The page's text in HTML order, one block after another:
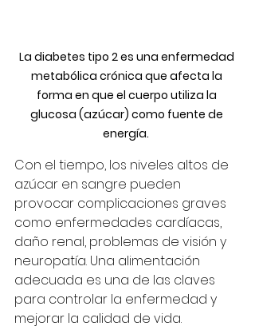
La diabetes tipo 2 es una enfermedad
metabólica crónica que afecta la
forma en que el cuerpo utiliza la
glucosa (azúcar) como fuente de
energía.
Con el tiempo, los niveles altos de
azúcar en sangre pueden
provocar complicaciones graves
como enfermedades cardíacas,
daño renal, problemas de visión y
neuropatía. Una alimentación
adecuada es una de las claves
para controlar la enfermedad y
mejorar la calidad de vida.